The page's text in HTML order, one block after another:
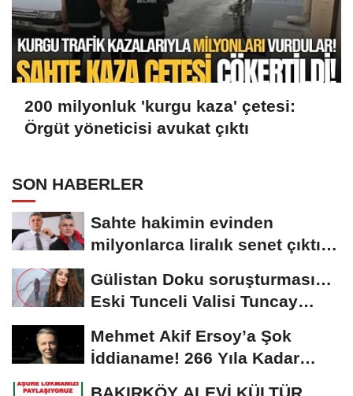
200 milyonluk 'kurgu kaza' çetesi:
Örgüt yöneticisi avukat çıktı
SON HABERLER
Sahte hakimin evinden
milyonlarca liralık senet çıktı:
Gülistan Doku soruşturması…
Eski Tunceli Valisi Tuncay
Mehmet Akif Ersoy’a Şok
İddianame! 266 Yıla Kadar
Hapis Talebi
BAKIRKÖY ALEVİ KÜLTÜR